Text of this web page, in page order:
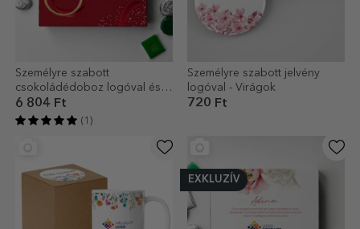
Személyre szabott
csokoládédoboz logóval és
szöveggel – március 8.
6 804 Ft
(1)
Személyre szabott jelvény
logóval - Virágok
720 Ft
EXKLUZÍV